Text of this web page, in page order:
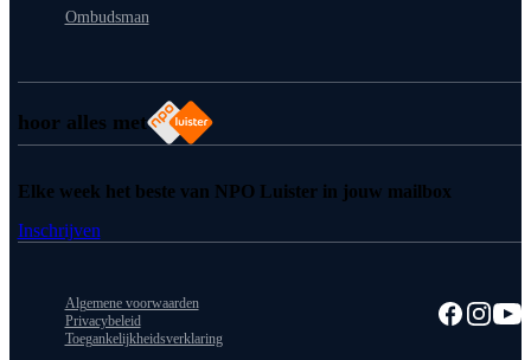
hoor alles met
Ombudsman
Elke week het beste van NPO Luister in jouw mailbox
Inschrijven
Algemene voorwaarden
Privacybeleid
Toegankelijkheidsverklaring